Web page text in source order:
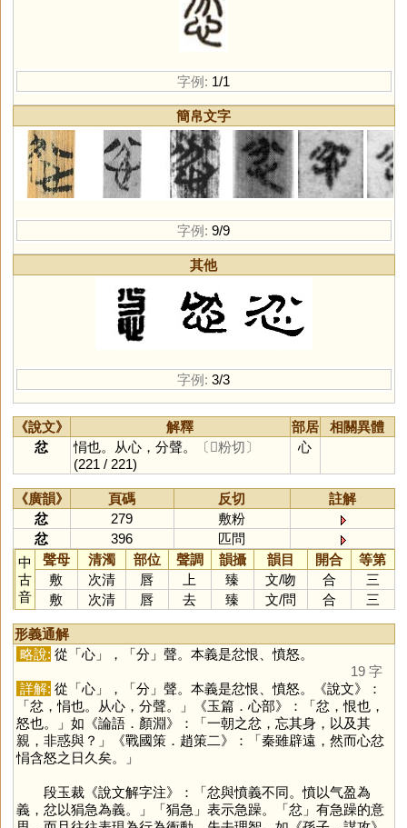
字例: 1/1
簡帛文字
字例: 9/9
其他
字例: 3/3
《說文》 解釋 部居
相關異體
忿
悁也。从心，分聲。
〔𢾭粉切〕
(221 / 221)
心
《廣韻》 頁碼 反切
註解
忿
279
敷粉
忿
396
匹問
中
古
音
聲母 清濁 部位 聲調 韻攝 韻目 開合
等第
敷
次清 唇 上 臻 文/吻 合
三
敷
次清 唇 去 臻 文/問 合 三
形義通解
略說: 從「心」，「分」聲。本義是忿恨、憤怒。
19 字
詳解: 從「心」，「分」聲。本義是忿恨、憤怒。《說文》：
「忿，悁也。从心，分聲。」《玉篇．心部》：「忿，恨也，
怒也。」如《論語．顏淵》：「一朝之忿，忘其身，以及其
親，非惑與？」《戰國策．趙策二》：「秦雖辟遠，然而心忿
悁含怒之日久矣。」
段玉裁《說文解字注》：「忿與憤義不同。憤以气盈為
義，忿以狷急為義。」「狷急」表示急躁。「忿 」有急躁的意